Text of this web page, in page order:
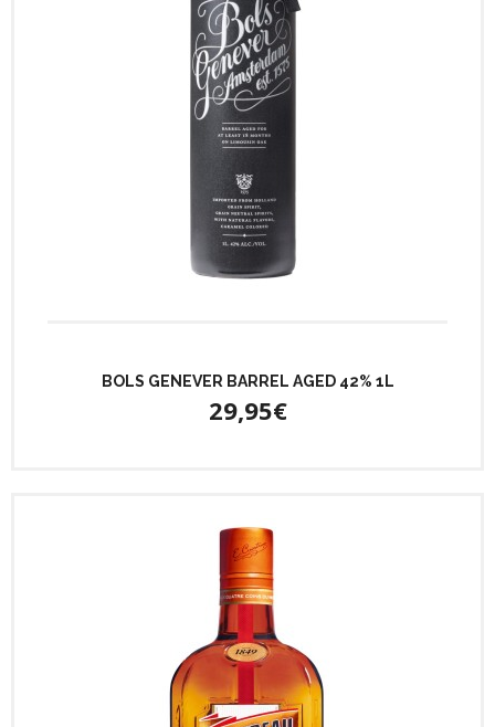
BOLS GENEVER BARREL AGED 42% 1L
29,95€